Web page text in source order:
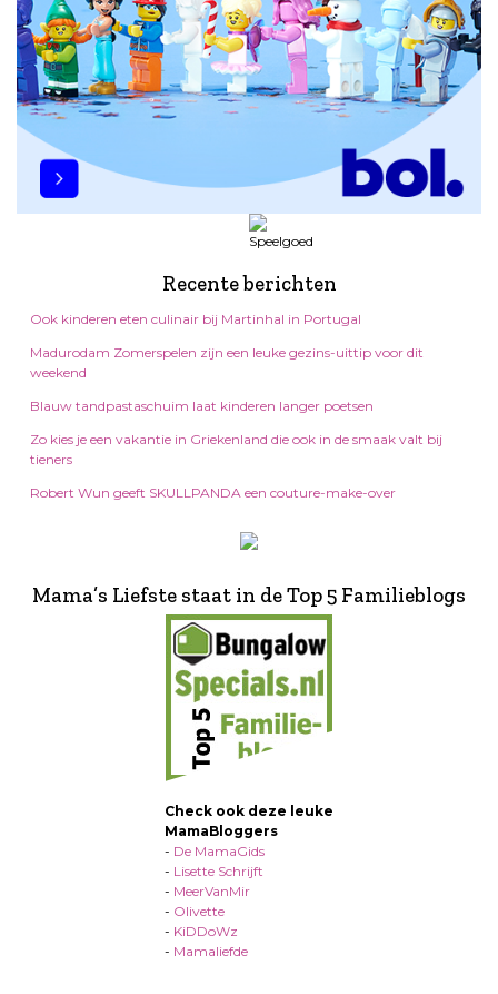
Recente berichten
Ook kinderen eten culinair bij Martinhal in Portugal
Madurodam Zomerspelen zijn een leuke gezins-uittip voor dit
weekend
Blauw tandpastaschuim laat kinderen langer poetsen
Zo kies je een vakantie in Griekenland die ook in de smaak valt bij
tieners
Robert Wun geeft SKULLPANDA een couture-make-over
Mama’s Liefste staat in de Top 5 Familieblogs
Check ook deze leuke
MamaBloggers
- De MamaGids
- Lisette Schrijft
- MeerVanMir
- Olivette
- KiDDoWz
- Mamaliefde